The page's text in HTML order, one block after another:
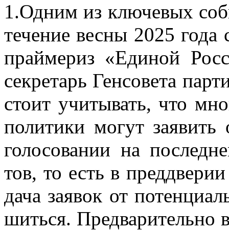
1.Од­ним из клю­че­вых
те­че­ние вес­ны 2025 года
прай­ме­риз «Еди­ной
сек­ре­тарь Ген­со­ве­та
сто­ит учи­ты­вать, что
по­ли­ти­ки мо­гут за­явить
го­ло­со­ва­нии на
тов, то есть в
да­ча за­явок от
шить­ся. Пред­ва­ри­тель­но